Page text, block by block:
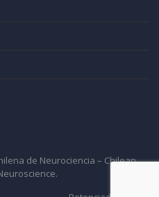
de Neurociencia – Chilean